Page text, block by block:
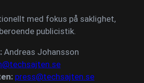
med fokus på saklighet,
publicistik.
Andreas Johansson
press@techsajten.se